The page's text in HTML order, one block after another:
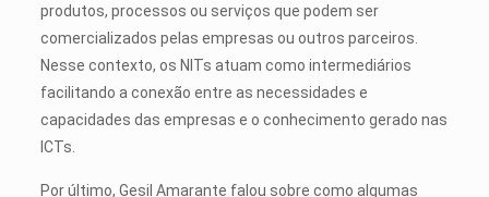
produtos, processos ou serviços que podem ser
comercializados pelas empresas ou outros parceiros.
Nesse contexto, os NITs atuam como intermediários
facilitando a conexão entre as necessidades e
capacidades das empresas e o conhecimento gerado nas
ICTs.
Por último, Gesil Amarante falou sobre como algumas